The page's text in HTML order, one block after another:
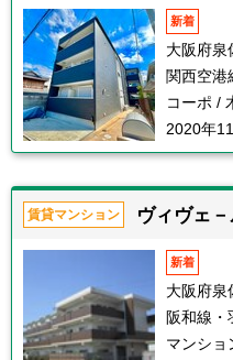
新着
大阪府泉
関西空港
コーポ /
2020年
賃貸マンション ヴィヴェ
新着
大阪府泉
阪和線
マンショ